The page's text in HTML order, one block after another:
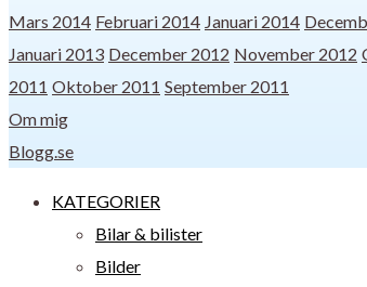
Mars 2014 Februari 2014 Januari 2014
Januari 2013 December 2012 November 2012
2011 Oktober 2011 September 2011
Om mig
Blogg.se
KATEGORIER
Bilar & bilister
Bilder